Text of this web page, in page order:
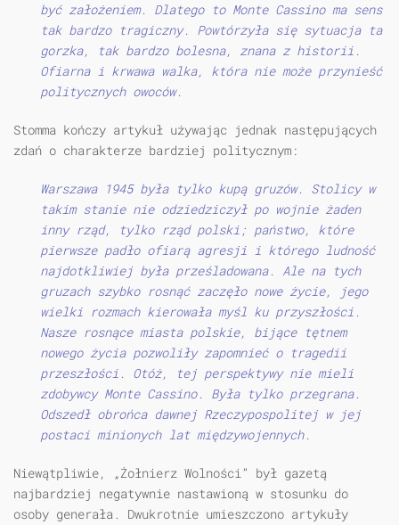
być założeniem. Dlatego to Monte Cassino ma sens
tak bardzo tragiczny. Powtórzyła się sytuacja ta
gorzka, tak bardzo bolesna, znana z historii.
Ofiarna i krwawa walka, która nie może przynieść
politycznych owoców.
Stomma kończy artykuł używając jednak następujących
zdań o charakterze bardziej politycznym:
Warszawa 1945 była tylko kupą gruzów. Stolicy w
takim stanie nie odziedziczył po wojnie żaden
inny rząd, tylko rząd polski; państwo, które
pierwsze padło ofiarą agresji i którego ludność
najdotkliwiej była prześladowana. Ale na tych
gruzach szybko rosnąć zaczęło nowe życie, jego
wielki rozmach kierowała myśl ku przyszłości.
Nasze rosnące miasta polskie, bijące tętnem
nowego życia pozwoliły zapomnieć o tragedii
przeszłości. Otóż, tej perspektywy nie mieli
zdobywcy Monte Cassino. Była tylko przegrana.
Odszedł obrońca dawnej Rzeczypospolitej w jej
postaci minionych lat międzywojennych.
Niewątpliwie, „Żołnierz Wolności” był gazetą
najbardziej negatywnie nastawioną w stosunku do
osoby generała. Dwukrotnie umieszczono artykuły